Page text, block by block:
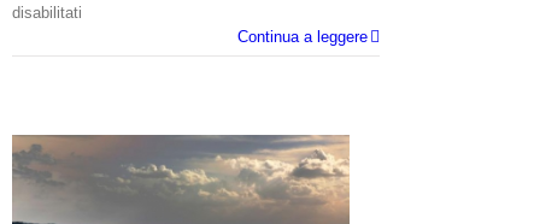
disabilitati
riparazioni
di
Vento
Continua a leggere